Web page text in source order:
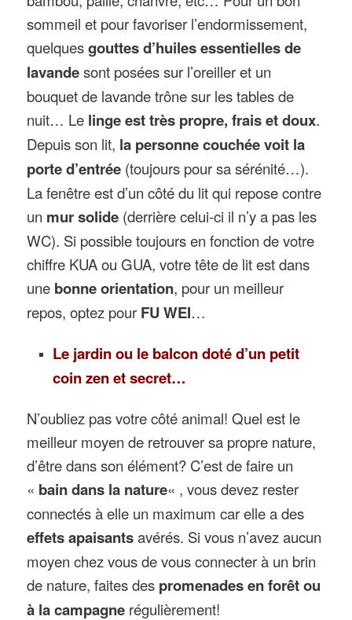
sommeil et pour favoriser l’endormissement,
quelquesgouttes d’huiles essentielles de
lavandesont posées sur l’oreiller et un
bouquet de lavande trône sur les tables de
nuit… Le linge est très propre, frais et doux.
Depuis son lit, la personne couchée voit la
porte d’entrée (toujours pour sa sérénité…).
La fenêtre est d’un côté du lit qui repose contre
un mur solide (derrière celui-ci il n’y a pas les
WC). Si possible toujours en fonction de votre
chiffre KUA ou GUA, votre tête de lit est dans
une bonne orientation, pour un meilleur
repos, optez pour FU WEI…
Le jardin ou le balcon doté d’un petit
coin zen et secret…
N’oubliez pas votre côté animal! Quel est le
meilleur moyen de retrouver sa propre nature,
d’être dans son élément? C’est de faire un
« bain dans la nature« , vous devez rester
connectés à elle un maximum car elle a des
effets apaisantsavérés. Si vous n’avez aucun
moyen chez vous de vous connecter à un brin
de nature, faites des promenades en forêt ou
à la campagne régulièrement!